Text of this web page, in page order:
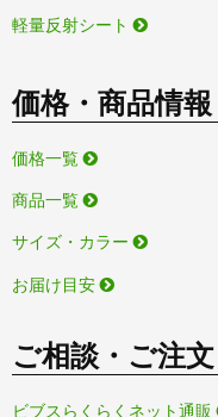
軽量反射シート
価格・商品情報
価格一覧
商品一覧
サイズ・カラー
お届け目安
ご相談・ご注文
ビブスらくらくネット通販